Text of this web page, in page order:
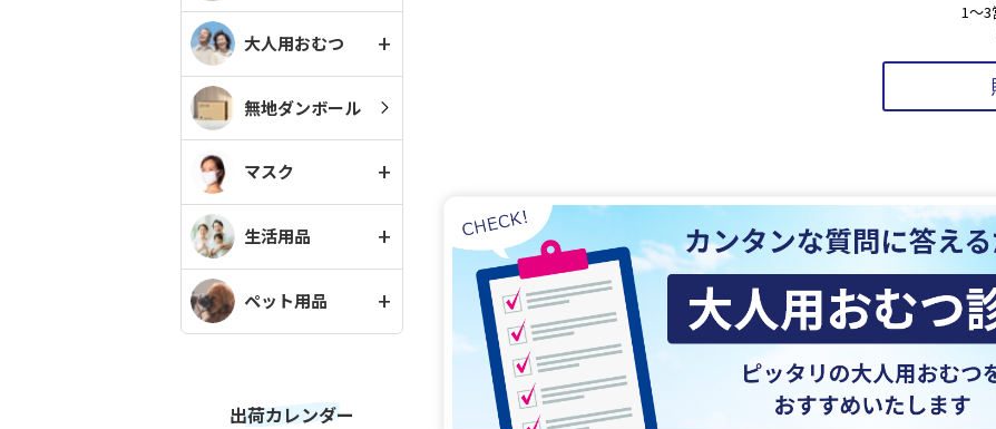
大人用おむつ
無地ダンボール
マスク
生活用品
ペット用品
出荷カレンダー
1～3